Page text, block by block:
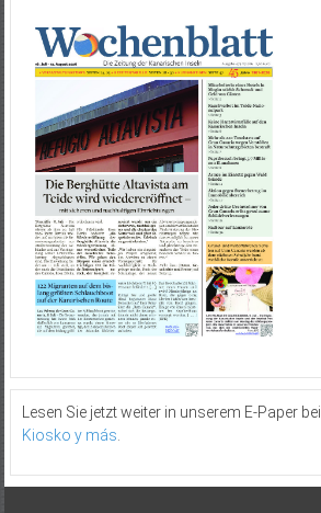
Lesen Sie jetzt weiter in unserem E-Paper bei
Kiosko y más